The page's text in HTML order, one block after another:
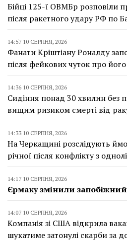
Бійці 125-ї ОВМБр розповіли
після ракетного удару РФ по
14:57 10 СЕРПНЯ, 2026
Фанати Кріштіану Роналду
після фейкових чуток про
14:36 10 СЕРПНЯ, 2026
Сидіння понад 30 хвилин без
вищим ризиком смерті від
14:33 10 СЕРПНЯ, 2026
На Черкащині розслідують
річної після конфлікту з
14:17 10 СЕРПНЯ, 2026
Єрмаку змінили запобіжний
14:07 10 СЕРПНЯ, 2026
Компанія зі США відкрила
шукатиме затонулі скарби за